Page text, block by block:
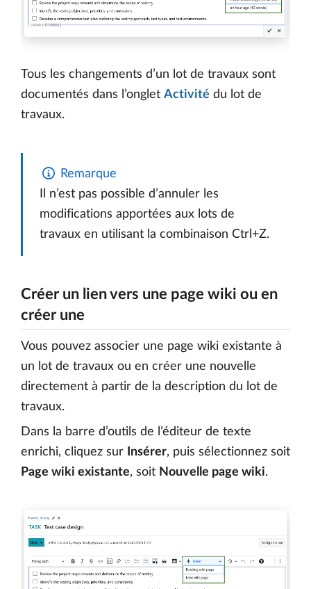
Tous les changements d’un lot de travaux sont
documentés dans l’onglet Activité du lot de
travaux.
Remarque
Il n’est pas possible d’annuler les
modifications apportées aux lots de
travaux en utilisant la combinaison Ctrl+Z.
Créer un lien vers une page wiki ou en
créer une
Vous pouvez associer une page wiki existante à
un lot de travaux ou en créer une nouvelle
directement à partir de la description du lot de
travaux.
Dans la barre d’outils de l’éditeur de texte
enrichi, cliquez sur
Insérer, puis sélectionnez soit
Page wiki existante, soit Nouvelle page wiki.